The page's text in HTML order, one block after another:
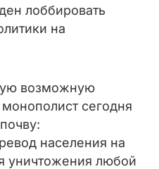
лоббировать
на
возможную
сегодня
населения на
уничтожения любой